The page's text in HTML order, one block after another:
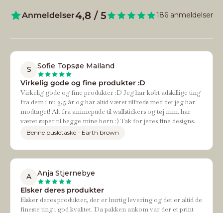
Anmeldelser4,8 / 5 186 anmeldelser
S
Sofie Topsøe Mailand
Virkelig gode og fine produkter :D
Virkelig gode og fine produkter :D Jeg har købt adskillige ting
fra dem i nu 3,5 år og har altid været tilfreds med det jeg har
modtaget! Alt fra ammepude til wallstickers og tøj mm. har
været super til begge mine børn :) Tak for jeres fine designs.
Benne pusletaske - Earth brown
A
Anja Stjernebye
Elsker deres produkter
Elsker deres produkter, der er hurtig levering og det er altid de
fineste ting i god kvalitet. Da pakken ankom var der et print